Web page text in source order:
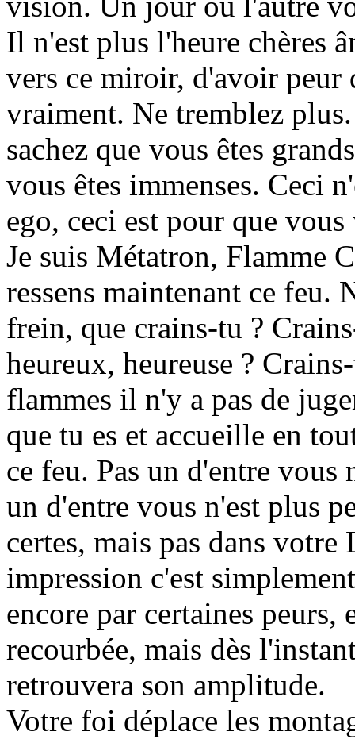
Il n'est plus l'heure chères
vers ce miroir, d'avoir peur
vraiment. Ne tremblez
sachez que vous êtes
vous êtes immenses. Ceci
ego, ceci est pour que
Je suis Métatron, Flamme
ressens maintenant ce feu.
frein, que crains-tu ?
heureux, heureuse ?
flammes il n'y a pas de
que tu es et accueille en
ce feu. Pas un d'entre vous
un d'entre vous n'est plus
certes, mais pas dans
impression c'est
encore par certaines
recourbée, mais dès
retrouvera son amplitude.
Votre foi déplace les